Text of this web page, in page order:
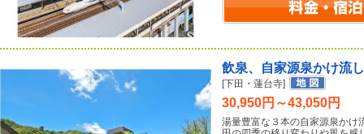
飲泉、自家源泉かけ流
[下田・蓮台寺]
30,950円～43,050円
湯量豊富な３本の自家源泉かけ